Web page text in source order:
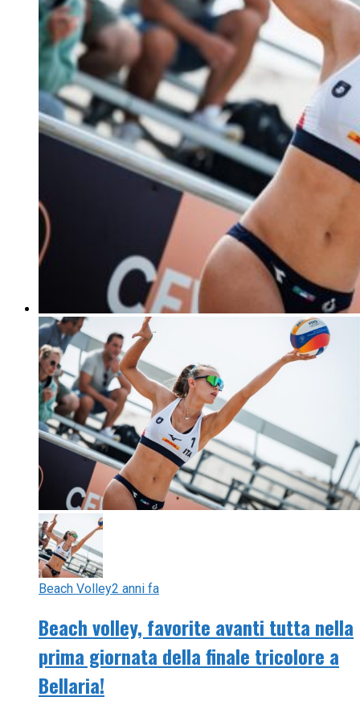
Beach Volley2 anni fa
Beach volley, favorite avanti tutta nella
prima giornata della finale tricolore a
Bellaria!